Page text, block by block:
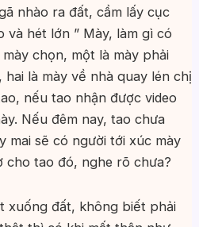
nhào ra đất, cầm lấy cục
và hét lớn ” Mày, làm gì có
chọn, một là mày phải
là mày về nhà quay lén chị
nếu tao nhận được video
Nếu đêm nay, tao chưa
mai sẽ có người tới xúc mày
cho tao đó, nghe rõ chưa?
xuống đất, không biết phải